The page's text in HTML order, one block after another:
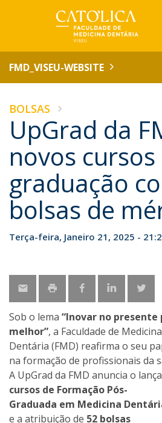
FMD_VISEU-WEBSITE
BOLSAS
UpGrad da
novos
graduação
bolsas de
Terça-feira, Janeiro 21, 2025 -
Sob o lema “Inovar no
melhor”, a Faculdade de Medicina
Dentária (FMD) reafirma o seu
na formação de profissionais da
A UpGrad da FMD anuncia o
cursos de Formação Pós-
Graduada em Medicina
e a atribuição de 52 bolsas